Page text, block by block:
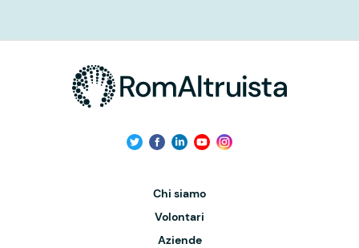
Chi siamo
Volontari
Aziende